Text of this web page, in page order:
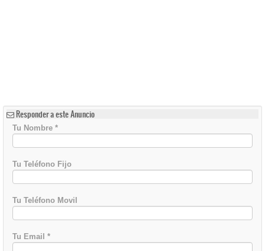
Responder a este Anuncio
Tu Nombre *
Tu Teléfono Fijo
Tu Teléfono Movil
Tu Email *